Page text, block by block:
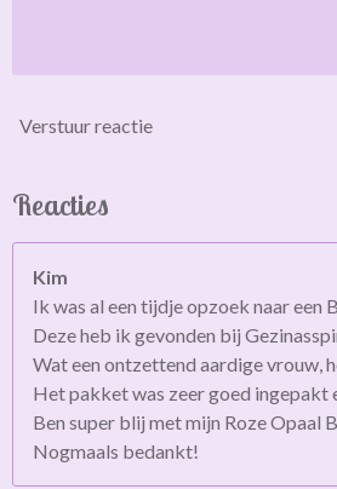
Verstuur reactie
Reacties
Kim
Ik was al een tijdje opzoek naar een
Deze heb ik gevonden bij
Wat een ontzettend aardige vrouw,
Het pakket was zeer goed ingepakt
Ben super blij met mijn Roze Opaal
Nogmaals bedankt!